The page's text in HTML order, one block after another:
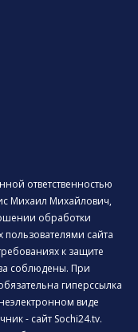
ответственностью
Михаил Михайлович,
обработки
сайта
к защите
соблюдены. При
гиперссылка
виде
- сайт Sochi24.tv.